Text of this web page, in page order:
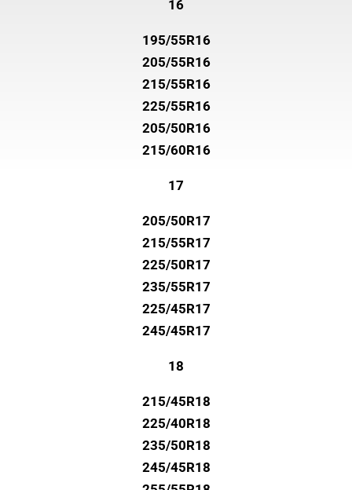
16
195/55R16
205/55R16
215/55R16
225/55R16
205/50R16
215/60R16
17
205/50R17
215/55R17
225/50R17
235/55R17
225/45R17
245/45R17
18
215/45R18
225/40R18
235/50R18
245/45R18